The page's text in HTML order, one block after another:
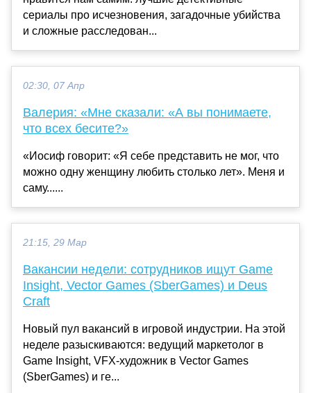
сериалы про исчезновения, загадочные убийства
и сложные расследован...
02:30, 07 Апр
Валерия: «Мне сказали: «А вы понимаете,
что всех бесите?»
«Иосиф говорит: «Я себе представить не мог, что
можно одну женщину любить столько лет». Меня и
саму......
21:15, 29 Мар
Вакансии недели: сотрудников ищут Game
Insight, Vector Games (SberGames) и Deus
Craft
Новый пул вакансий в игровой индустрии. На этой
неделе разыскиваются: ведущий маркетолог в
Game Insight, VFX-художник в Vector Games
(SberGames) и ге...